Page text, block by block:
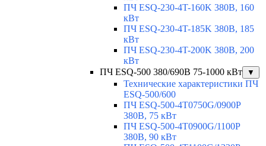
ПЧ ESQ-230-4T-160K 380В, 160
кВт
ПЧ ESQ-230-4T-185K 380В, 185
кВт
ПЧ ESQ-230-4T-200K 380В, 200
кВт
ПЧ ESQ-500 380/690В 75-1000 кВт
▼
Технические характеристики ПЧ
ESQ-500/600
ПЧ ESQ-500-4T0750G/0900P
380В, 75 кВт
ПЧ ESQ-500-4T0900G/1100P
380В, 90 кВт